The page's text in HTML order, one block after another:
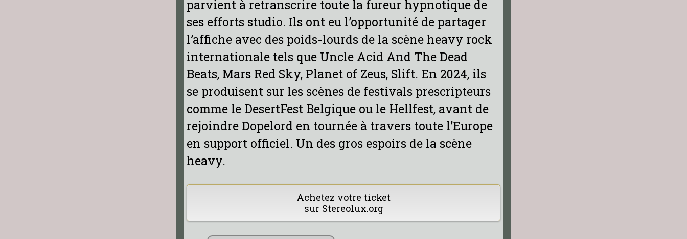
parvient à retranscrire toute la fureur hypnotique de
ses efforts studio. Ils ont eu l’opportunité de partager
l’affiche avec des poids-lourds de la scène heavy rock
internationale tels que Uncle Acid And The Dead
Beats, Mars Red Sky, Planet of Zeus, Slift. En 2024, ils
se produisent sur les scènes de festivals prescripteurs
comme le DesertFest Belgique ou le Hellfest, avant de
rejoindre Dopelord en tournée à travers toute l’Europe
en support officiel. Un des gros espoirs de la scène
heavy.
Achetez votre ticket
sur Stereolux.org